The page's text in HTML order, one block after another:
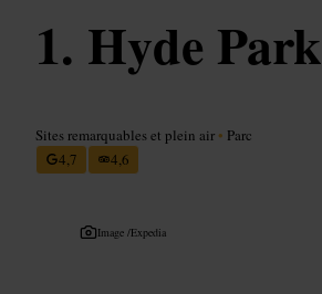
Hyde Park
Sites remarquables et plein air • Parc
4,7
4,6
Image /Expedia